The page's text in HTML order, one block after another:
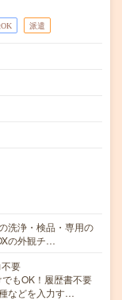
派遣
洗浄・検品・専用の
の外観チ…
要
もOK！履歴書不要
などを入力す…